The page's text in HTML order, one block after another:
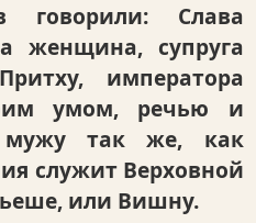
говорили: Слава
женщина, супруга
императора
умом, речью и
мужу так же, как
служит Верховной
или Вишну.